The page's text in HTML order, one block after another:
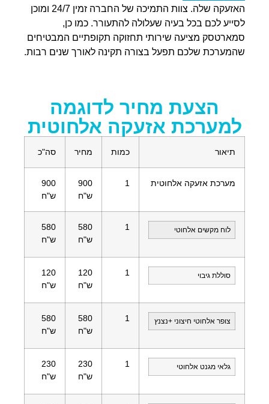
האזעקה שלה. צוות התמיכה של החברה זמין 24/7 ומוכן
לסייע לכם בכל בעיה שעלולה להתעורר. כמו כן,
סמארטסק מציעה שירותי תחזוקה תקופתיים המבטיחים
שהמערכת שלכם תפעל בצורה תקינה לאורך שנים רבות.
הצעת מחיר לדוגמה
למערכת אזעקה אלחוטית
תיאור כמות מחיר סה"כ
מערכת אזעקה אלחוטית 1
900
ש"ח
900
ש"ח
לוח מקשים אלחוטי 1
580
ש"ח
580
ש"ח
סוללת גיבוי 1
120
ש"ח
120
ש"ח
צופר אלחוטי חיצוני +נצנץ 1
580
ש"ח
580
ש"ח
גלאי מגנט אלחוטי 1
230
ש"ח
230
ש"ח